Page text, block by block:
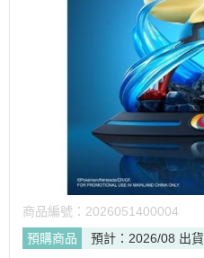
商品編號： 2026051400004
預購商品
預計：2026/08 出貨